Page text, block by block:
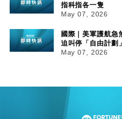
指科指各一隻
May 07, 2026
國際｜美軍護航急
迫叫停「自由計劃」
May 07, 2026